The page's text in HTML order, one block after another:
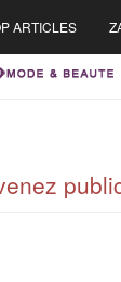
ARTICLES